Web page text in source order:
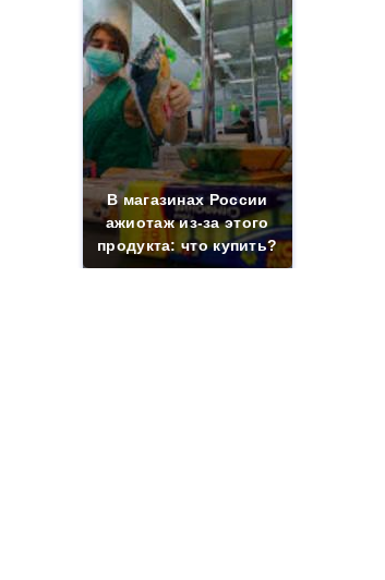
В магазинах России
ажиотаж из-за этого
продукта: что купить?